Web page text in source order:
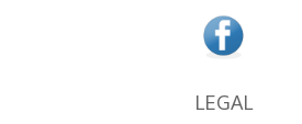
LEGAL